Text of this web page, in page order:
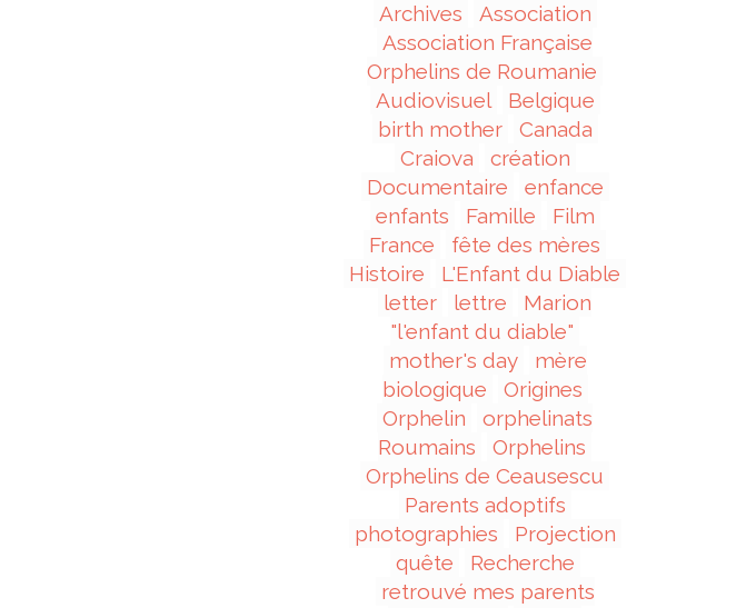
Archives
Association
Association Française
Orphelins de Roumanie
Audiovisuel
Belgique
birth mother
Canada
Craiova
création
Documentaire
enfance
enfants
Famille
Film
France
fête des mères
Histoire
L'Enfant du Diable
letter
lettre
Marion
"l'enfant du diable"
mother's day
mère
biologique
Origines
Orphelin
orphelinats
Roumains
Orphelins
Orphelins de Ceausescu
Parents adoptifs
photographies
Projection
quête
Recherche
retrouvé mes parents